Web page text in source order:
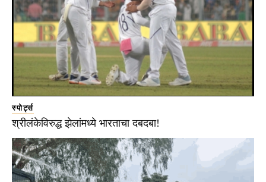
स्पोर्ट्स
श्रीलंकेविरुद्ध झेलांमध्ये भारताचा दबदबा!